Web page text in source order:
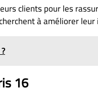
clients pour les
à améliorer leur
16